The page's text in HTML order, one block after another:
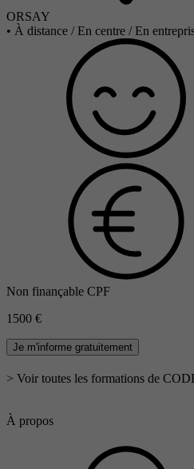
ORSAY
• À distance / En centre / En
Non finançable CPF
1500 €
Je m'informe gratuitement
> Voir toutes les formations de
À propos